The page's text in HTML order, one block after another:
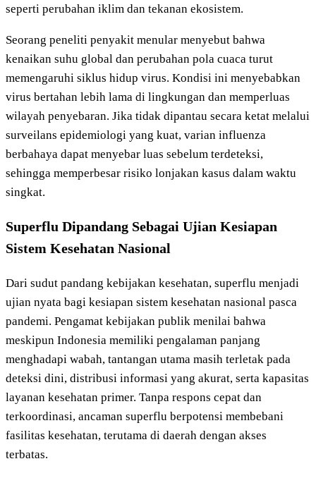
seperti perubahan iklim dan tekanan ekosistem.
Seorang peneliti penyakit menular menyebut bahwa
kenaikan suhu global dan perubahan pola cuaca turut
memengaruhi siklus hidup virus. Kondisi ini menyebabkan
virus bertahan lebih lama di lingkungan dan memperluas
wilayah penyebaran. Jika tidak dipantau secara ketat melalui
surveilans epidemiologi yang kuat, varian influenza
berbahaya dapat menyebar luas sebelum terdeteksi,
sehingga memperbesar risiko lonjakan kasus dalam waktu
singkat.
Superflu Dipandang Sebagai Ujian Kesiapan
Sistem Kesehatan Nasional
Dari sudut pandang kebijakan kesehatan, superflu menjadi
ujian nyata bagi kesiapan sistem kesehatan nasional pasca
pandemi. Pengamat kebijakan publik menilai bahwa
meskipun Indonesia memiliki pengalaman panjang
menghadapi wabah, tantangan utama masih terletak pada
deteksi dini, distribusi informasi yang akurat, serta kapasitas
layanan kesehatan primer. Tanpa respons cepat dan
terkoordinasi, ancaman superflu berpotensi membebani
fasilitas kesehatan, terutama di daerah dengan akses
terbatas.